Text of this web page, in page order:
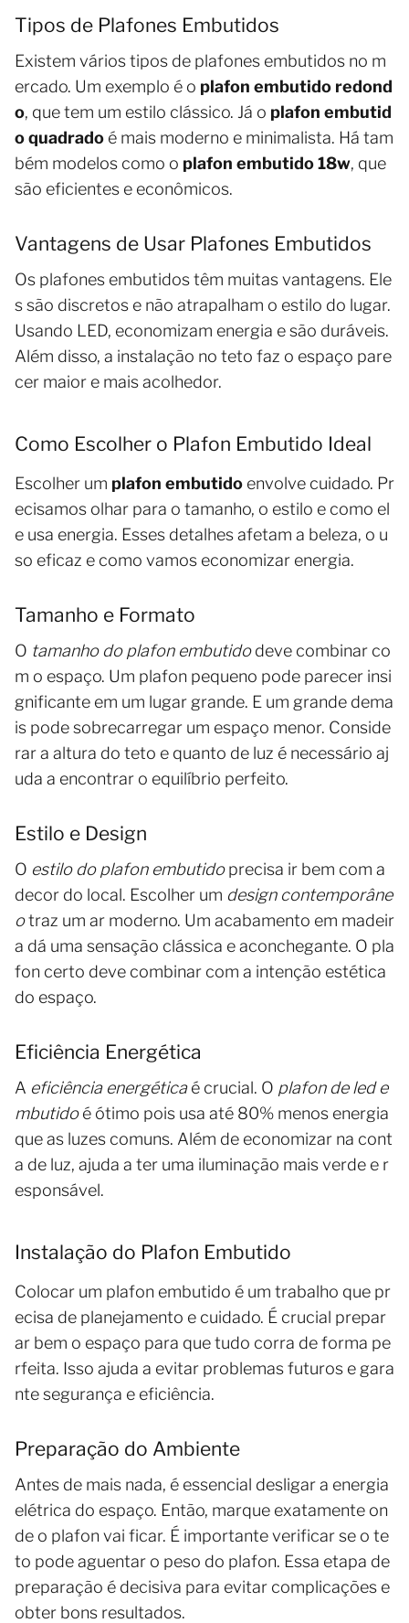
Tipos de Plafones Embutidos
Existem vários tipos de plafones embutidos no m
ercado. Um exemplo é o plafon embutido redond
o, que tem um estilo clássico. Já o plafon embutid
o quadrado é mais moderno e minimalista. Há tam
bém modelos como o plafon embutido 18w, que
são eficientes e econômicos.
Vantagens de Usar Plafones Embutidos
Os plafones embutidos têm muitas vantagens. Ele
s são discretos e não atrapalham o estilo do lugar.
Usando LED, economizam energia e são duráveis.
Além disso, a instalação no teto faz o espaço pare
cer maior e mais acolhedor.
Como Escolher o Plafon Embutido Ideal
Escolher um plafon embutido envolve cuidado. Pr
ecisamos olhar para o tamanho, o estilo e como el
e usa energia. Esses detalhes afetam a beleza, o u
so eficaz e como vamos economizar energia.
Tamanho e Formato
O tamanho do plafon embutidodeve combinar co
m o espaço. Um plafon pequeno pode parecer insi
gnificante em um lugar grande. E um grande dema
is pode sobrecarregar um espaço menor. Conside
rar a altura do teto e quanto de luz é necessário aj
uda a encontrar o equilíbrio perfeito.
Estilo e Design
O estilo do plafon embutidoprecisa ir bem com a
decor do local. Escolher um design contemporâne
otraz um ar moderno. Um acabamento em madeir
a dá uma sensação clássica e aconchegante. O pla
fon certo deve combinar com a intenção estética
do espaço.
Eficiência Energética
A eficiência energéticaé crucial. O plafon de led e
mbutidoé ótimo pois usa até 80% menos energia
que as luzes comuns. Além de economizar na cont
a de luz, ajuda a ter uma iluminação mais verde e r
esponsável.
Instalação do Plafon Embutido
Colocar um plafon embutido é um trabalho que pr
ecisa de planejamento e cuidado. É crucial prepar
ar bem o espaço para que tudo corra de forma pe
rfeita. Isso ajuda a evitar problemas futuros e gara
nte segurança e eficiência.
Preparação do Ambiente
Antes de mais nada, é essencial desligar a energia
elétrica do espaço. Então, marque exatamente on
de o plafon vai ficar. É importante verificar se o te
to pode aguentar o peso do plafon. Essa etapa de
preparação é decisiva para evitar complicações e
obter bons resultados.